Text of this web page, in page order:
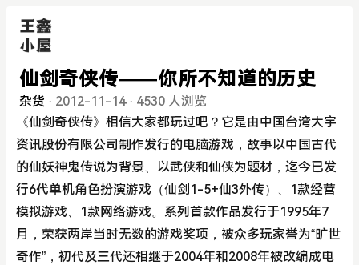
仙剑奇侠传——你所不知道的历史
杂货 · 2012-11-14 · 4530 人浏览
《仙剑奇侠传》相信大家都玩过吧？它是由中国台湾大宇
资讯股份有限公司制作发行的电脑游戏，故事以中国古代
的仙妖神鬼传说为背景、以武侠和仙侠为题材，迄今已发
行6代单机角色扮演游戏（仙剑1-5+仙3外传）、1款经营
模拟游戏、1款网络游戏。系列首款作品发行于1995年7
月，荣获两岸当时无数的游戏奖项，被众多玩家誉为“旷世
奇作”，初代及三代还相继于2004年和2008年被改编成电